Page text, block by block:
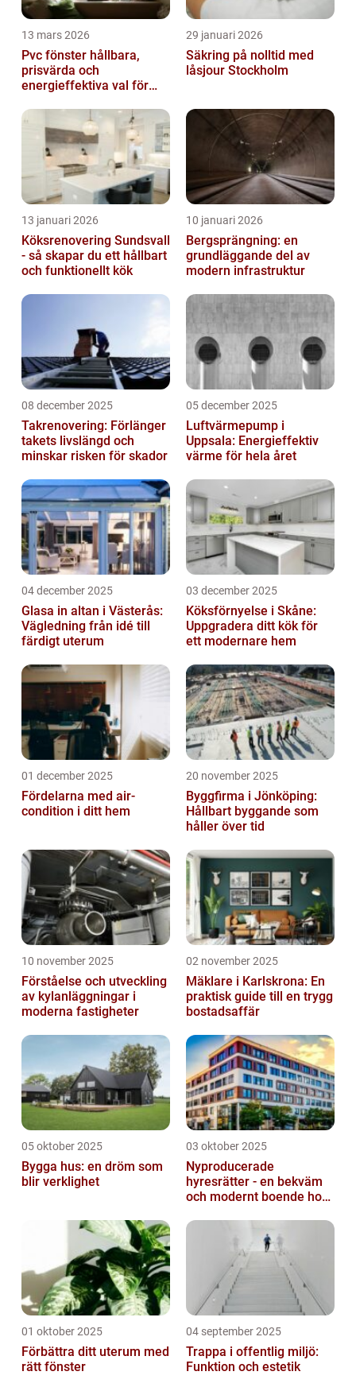
13 mars 2026
Pvc fönster hållbara,
prisvärda och
energieffektiva val för
29 januari 2026
Säkring på nolltid med
låsjour Stockholm
13 januari 2026
Köksrenovering Sundsvall
- så skapar du ett hållbart
och funktionellt kök
10 januari 2026
Bergsprängning: en
grundläggande del av
modern infrastruktur
08 december 2025
Takrenovering: Förlänger
takets livslängd och
minskar risken för skador
05 december 2025
Luftvärmepump i
Uppsala: Energieffektiv
värme för hela året
04 december 2025
Glasa in altan i Västerås:
Vägledning från idé till
färdigt uterum
03 december 2025
Köksförnyelse i Skåne:
Uppgradera ditt kök för
ett modernare hem
01 december 2025
Fördelarna med air-
condition i ditt hem
20 november 2025
Byggfirma i Jönköping:
Hållbart byggande som
håller över tid
10 november 2025
Förståelse och utveckling
av kylanläggningar i
moderna fastigheter
02 november 2025
Mäklare i Karlskrona: En
praktisk guide till en trygg
bostadsaffär
05 oktober 2025
Bygga hus: en dröm som
blir verklighet
03 oktober 2025
Nyproducerade
hyresrätter - en bekväm
och modernt boende hos
nyproduktion
01 oktober 2025
Förbättra ditt uterum med
rätt fönster
04 september 2025
Trappa i offentlig miljö:
Funktion och estetik